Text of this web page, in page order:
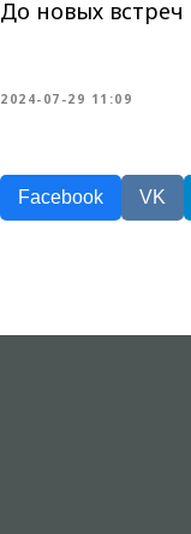
До новых встреч
2024-07-29 11:09
Facebook VK